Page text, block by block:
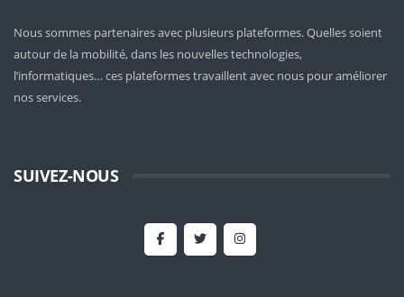
Nous sommes partenaires avec plusieurs plateformes. Quelles soient
autour de la mobilité, dans les nouvelles technologies,
l’informatiques… ces plateformes travaillent avec nous pour améliorer
nos services.
SUIVEZ-NOUS